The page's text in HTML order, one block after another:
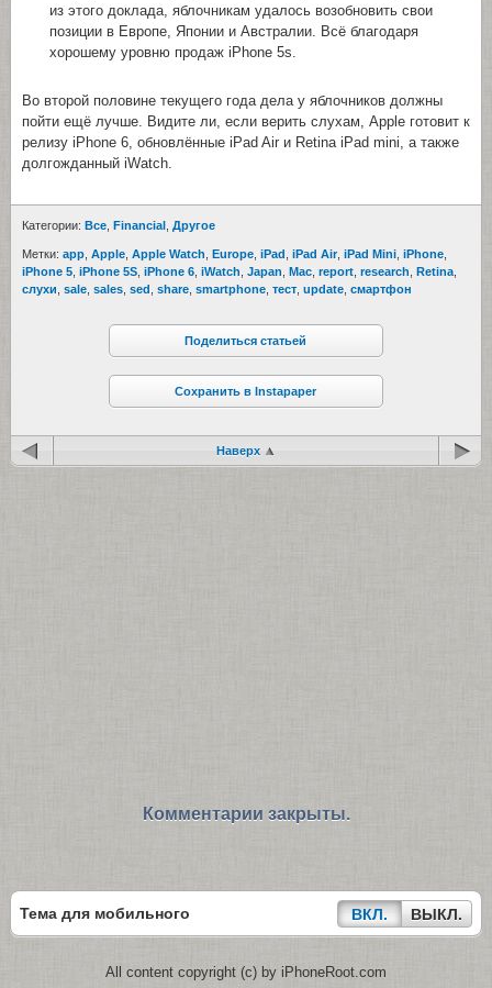
из этого доклада, яблочникам удалось возобновить свои
позиции в Европе, Японии и Австралии. Всё благодаря
хорошему уровню продаж iPhone 5s.
Во второй половине текущего года дела у яблочников должны
пойти ещё лучше. Видите ли, если верить слухам, Apple готовит к
релизу iPhone 6, обновлённые iPad Air и Retina iPad mini, а также
долгожданный iWatch.
Категории: Все Financial Другое
Метки: app Apple Apple Watch Europe iPad iPad Air, iPad Mini iPhone
iPhone 5 iPhone 5S iPhone 6 iWatch Japan Mac report research Retina
cлухи sale sales sed share smartphone тест update смартфон
Поделиться статьей
Сохранить в Instapaper
Наверх
Комментарии закрыты.
Тема для мобильного ВКЛ. ВЫКЛ.
All content copyright (c) by iPhoneRoot.com